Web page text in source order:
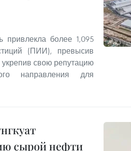
привлекла более 1,095
(ПИИ), превысив
укрепив свою репутацию
направления для
сырой нефти